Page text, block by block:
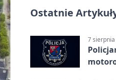
Ostatnie
7